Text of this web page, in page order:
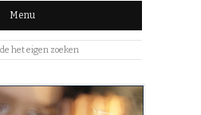
Menu
het eigen zoeken